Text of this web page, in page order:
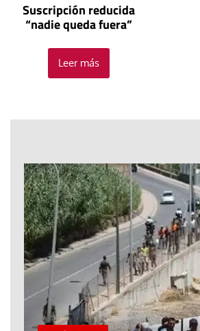
Suscripción reducida
“nadie queda fuera”
Leer más